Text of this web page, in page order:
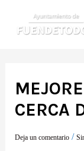
CERCA
Deja un comentario /